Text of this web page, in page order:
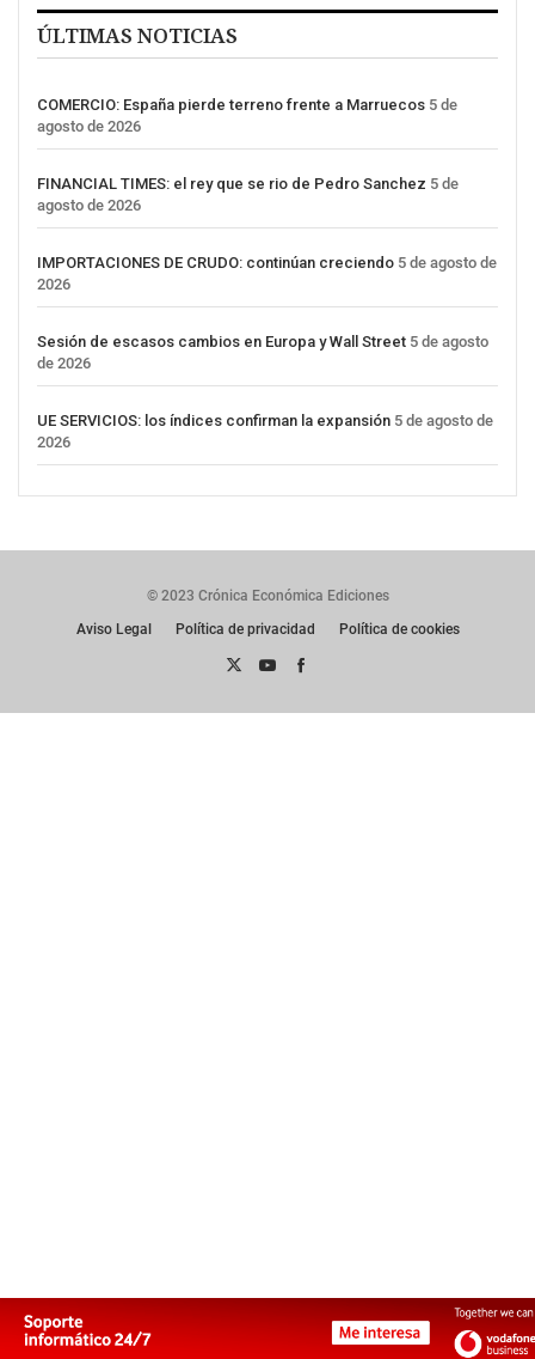
ÚLTIMAS NOTICIAS
COMERCIO: España pierde terreno frente a Marruecos 5 de
agosto de 2026
FINANCIAL TIMES: el rey que se rio de Pedro Sanchez 5 de
agosto de 2026
IMPORTACIONES DE CRUDO: continúan creciendo 5 de agosto de
2026
Sesión de escasos cambios en Europa y Wall Street 5 de agosto
de 2026
UE SERVICIOS: los índices confirman la expansión 5 de agosto de
2026
© 2023 Crónica Económica Ediciones
Aviso Legal
Política de privacidad Política de cookies